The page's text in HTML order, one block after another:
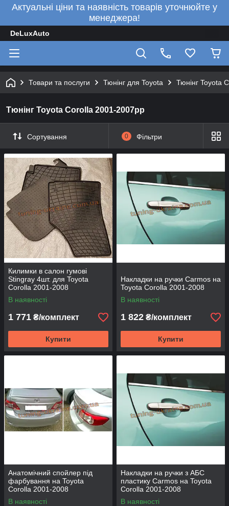
Актуальні ціни та наявність товарів уточнюйте у
менеджера!
DeLuxAuto
Товари та послуги Тюнінг для Toyota Тюнінг Toyota
Тюнінг Toyota Corolla 2001-2007рр
Сортування 0 Фільтри
Килимки в салон гумові
Stingray 4шт. для Toyota
Corolla 2001-2008
В наявності
1 771 ₴/комплект
Купити
Накладки на ручки Carmos на
Toyota Corolla 2001-2008
В наявності
1 822 ₴/комплект
Купити
Анатомічний спойлер під
фарбування на Toyota
Corolla 2001-2008
В наявності
Накладки на ручки з АБС
пластику Carmos на Toyota
Corolla 2001-2008
В наявності